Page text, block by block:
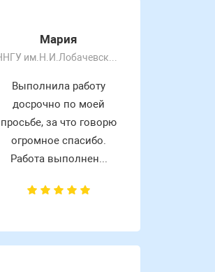
Мария
ННГУ им.Н.И.Лобачевского
Выполнила работу
досрочно по моей
просьбе, за что говорю
огромное спасибо.
Работа выполнен...